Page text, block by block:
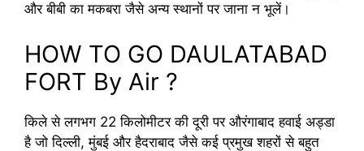
और बीबी का मकबरा जैसे अन्य स्थानों पर जाना न भूलें।
HOW TO GO DAULATABAD
FORT By Air ?
किले से लगभग 22 किलोमीटर की दूरी पर औरंगाबाद हवाई अड्डा
है जो दिल्ली, मुंबई और हैदराबाद जैसे कई प्रमुख शहरों से बहुत